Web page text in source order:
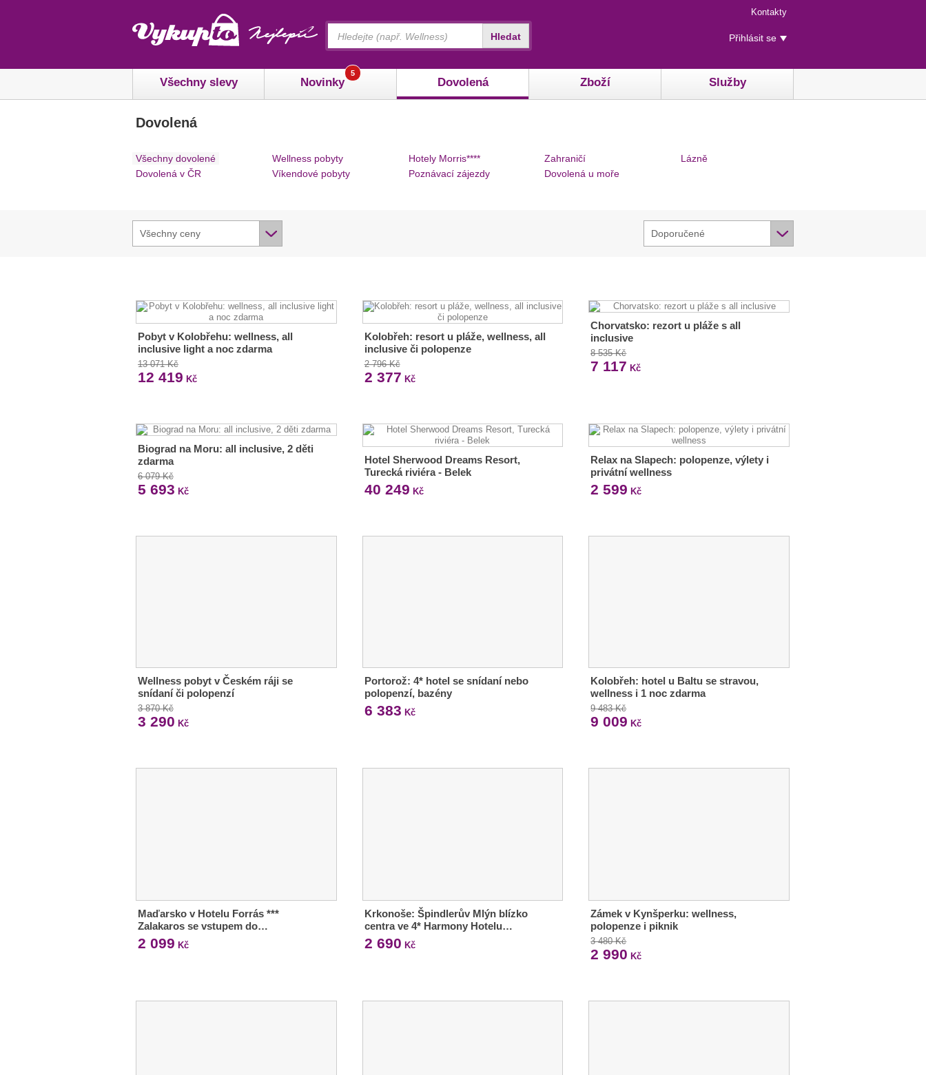
Menu
rychlého
přístupu
Kontakty
Uživatelské
menu
Přihlásit se
Všechny slevy Novinky
5
Dovolená Zboží Služby
Hledat
Dovolená
Všechny dovolené
Dovolená v ČR
Wellness pobyty
Víkendové pobyty
Hotely Morris****
Poznávací zájezdy
Zahraničí
Dovolená u moře
Lázně
Všechny ceny Doporučené
Pobyt v Kolobřehu: wellness, all
inclusive light a noc zdarma
13 071 Kč
12 419 Kč
Kolobřeh: resort u pláže, wellness, all
inclusive či polopenze
2 796 Kč
2 377 Kč
Chorvatsko: rezort u pláže s all
inclusive
8 535 Kč
7 117 Kč
Biograd na Moru: all inclusive, 2 děti
zdarma
6 079 Kč
5 693 Kč
Hotel Sherwood Dreams Resort,
Turecká riviéra - Belek
40 249 Kč
Relax na Slapech: polopenze, výlety i
privátní wellness
2 599 Kč
Wellness pobyt v Českém ráji se
snídaní či polopenzí
3 870 Kč
3 290 Kč
Portorož: 4* hotel se snídaní nebo
polopenzí, bazény
6 383 Kč
Kolobřeh: hotel u Baltu se stravou,
wellness i 1 noc zdarma
9 483 Kč
9 009 Kč
Maďarsko v Hotelu Forrás ***
Zalakaros se vstupem do…
2 099 Kč
Krkonoše: Špindlerův Mlýn blízko
centra ve 4* Harmony Hotelu…
2 690 Kč
Zámek v Kynšperku: wellness,
polopenze i piknik
3 480 Kč
2 990 Kč